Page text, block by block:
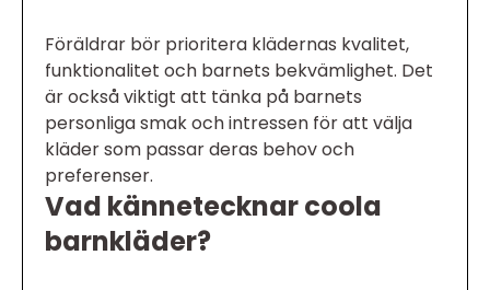
Föräldrar bör prioritera klädernas kvalitet,
funktionalitet och barnets bekvämlighet. Det
är också viktigt att tänka på barnets
personliga smak och intressen för att välja
kläder som passar deras behov och
preferenser.
Vad kännetecknar coola
barnkläder?